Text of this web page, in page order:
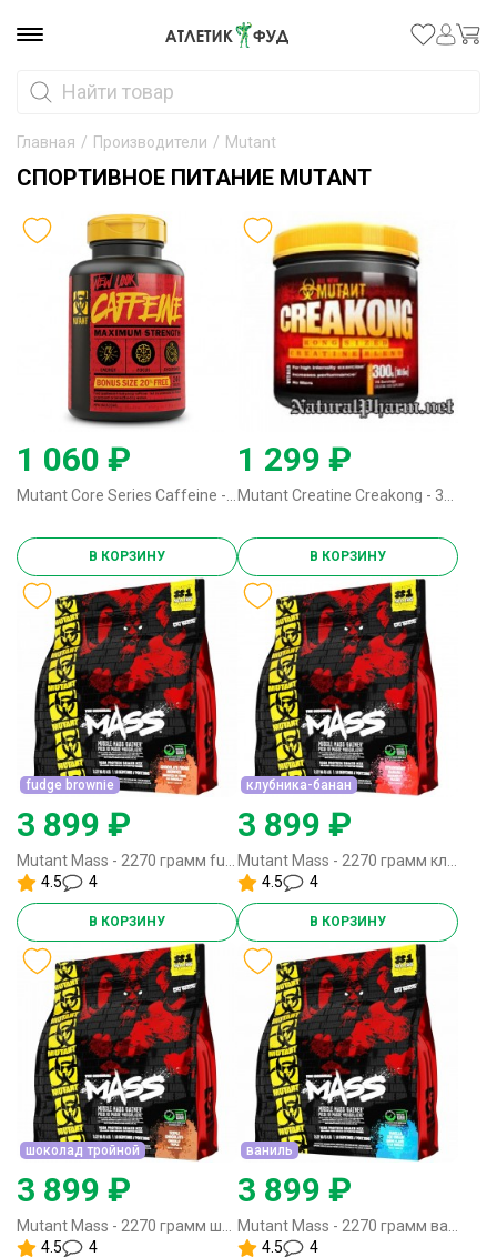
Главная / Производители / Mutant
СПОРТИВНОЕ ПИТАНИЕ MUTANT
1 060 ₽
В КОРЗИНУ
1 299 ₽
В КОРЗИНУ
fudge brownie
3 899 ₽
4.5
4
В КОРЗИНУ
клубника-банан
3 899 ₽
4.5
4
В КОРЗИНУ
шоколад тройной
3 899 ₽
4.5
4
ваниль
3 899 ₽
4.5
4